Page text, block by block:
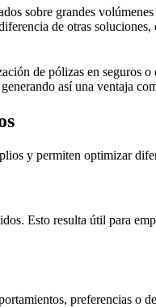
sobre grandes
de otras
de pólizas en seguros
así una ventaja
y permiten optimizar
Esto resulta útil para
preferencias